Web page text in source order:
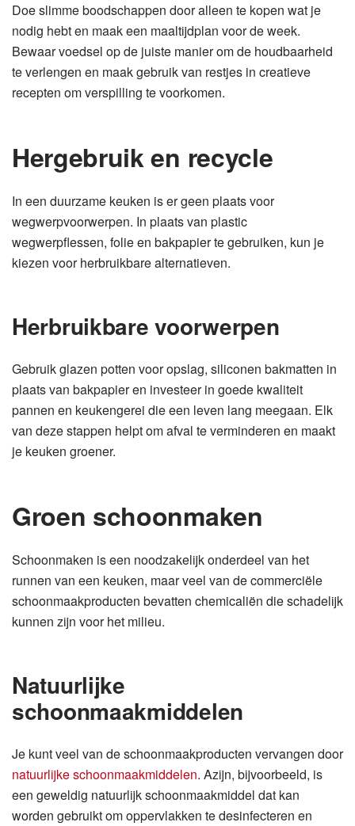
Doe slimme boodschappen door alleen te kopen wat je
nodig hebt en maak een maaltijdplan voor de week.
Bewaar voedsel op de juiste manier om de houdbaarheid
te verlengen en maak gebruik van restjes in creatieve
recepten om verspilling te voorkomen.
Hergebruik en recycle
In een duurzame keuken is er geen plaats voor
wegwerpvoorwerpen. In plaats van plastic
wegwerpflessen, folie en bakpapier te gebruiken, kun je
kiezen voor herbruikbare alternatieven.
Herbruikbare voorwerpen
Gebruik glazen potten voor opslag, siliconen bakmatten in
plaats van bakpapier en investeer in goede kwaliteit
pannen en keukengerei die een leven lang meegaan. Elk
van deze stappen helpt om afval te verminderen en maakt
je keuken groener.
Groen schoonmaken
Schoonmaken is een noodzakelijk onderdeel van het
runnen van een keuken, maar veel van de commerciële
schoonmaakproducten bevatten chemicaliën die schadelijk
kunnen zijn voor het milieu.
Natuurlijke
schoonmaakmiddelen
Je kunt veel van de schoonmaakproducten vervangen door
natuurlijke schoonmaakmiddelen. Azijn, bijvoorbeeld, is
een geweldig natuurlijk schoonmaakmiddel dat kan
worden gebruikt om oppervlakken te desinfecteren en